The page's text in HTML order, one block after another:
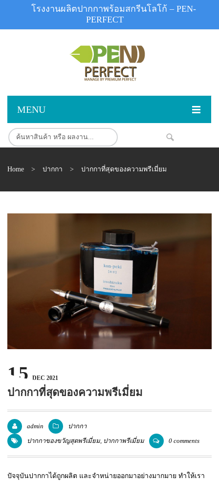
MENU
หน้าแรก
ปากกาโลหะ
ปากกาเน้นข้อความ
ปากกา USB
NEW
ปากกาทัชสกรีน NEW
ปากกาลบได้ NEW
ปากกา Quantum NEW
ดินสอไม้
ถุงผ้า กระเป๋าผ้า
สมุดโน้ต และอื่นๆ
Gift Set
สินค้าสต็อก
ผลงานสินค้า
ผลงานโรงงานปากกา
ติดต่อเรา
เกี่ยวกับเรา
ขอใบเสนอราคา
Home > ปากกา > ปากกาที่สุดของความพรีเมี่ยม
15 DEC 2021
ปากกาที่สุดของความพรีเมี่ยม
admin
ปากกา
ปากกาของขวัญสุดพรีเมี่ยม ปากกาพรีเมี่ยม 0 comments
ปัจจุบันปากกาได้ถูกผลิต และจำหน่ายออกมาอย่างมากมาย ทำให้เรา
โรงงานผลิตปากกาพร้อมสกรีนโลโก้ – PEN-
PERFECT